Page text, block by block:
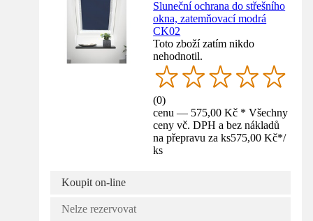
Sluneční ochrana do střešního
okna, zatemňovací modrá
CK02
Toto zboží zatím nikdo
nehodnotil.
(0)
cenu — 575,00 Kč * Všechny
ceny vč. DPH a bez nákladů
na přepravu za ks575,00 Kč*/
ks
Koupit on-line
Nelze rezervovat